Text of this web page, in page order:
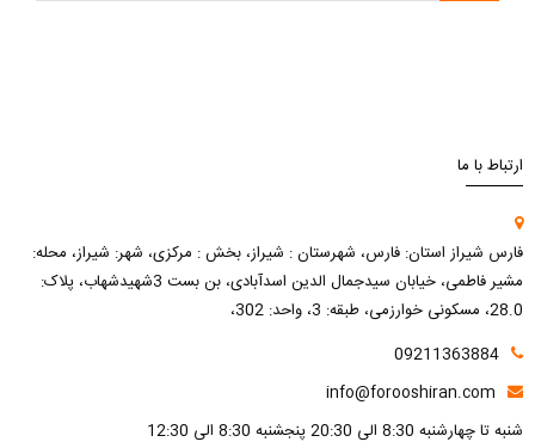
ارتباط با ما
فارس شیراز استان: فارس، شهرستان : شیراز، بخش : مرکزی، شهر: شیراز، محله:
مشیر فاطمی، خیابان سیدجمال الدین اسدآبادی، بن بست 3شهیدشهاب، پلاک:
28.0، مسکونی خوارزمی، طبقه: 3، واحد: 302،
09211363884
info@forooshiran.com
شنبه تا چهارشنبه 8:30 الی 20:30 پنجشنبه 8:30 الی 12:30